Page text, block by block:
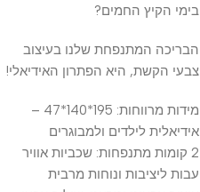
בימי הקיץ החמים?
הבריכה המתנפחת שלנו בעיצוב
צבעי הקשת, היא הפתרון האידיאלי!
מידות מרווחות: 195*140*47 –
אידיאלית לילדים ולמבוגרים
2 קומות מתנפחות: שכביות אוויר
עבות ליציבות ונוחות מרבית